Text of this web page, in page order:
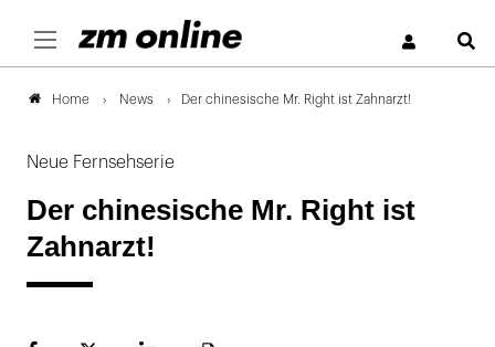
Home News Der chinesische Mr. Right ist Zahnarzt!
Neue Fernsehserie
Der chinesische Mr. Right ist
Zahnarzt!